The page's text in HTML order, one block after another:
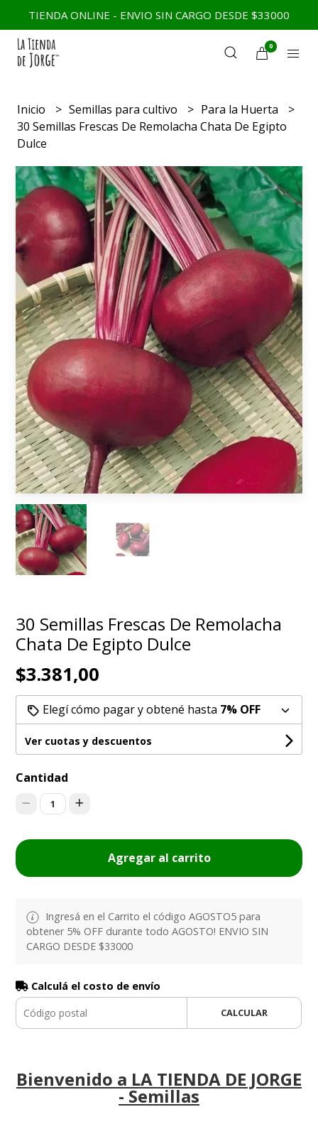
TIENDA ONLINE - ENVIO SIN CARGO DESDE $33000
0
Inicio Semillas para cultivo
Para la Huerta
30 Semillas Frescas De Remolacha Chata De Egipto
Dulce
30 Semillas Frescas De Remolacha
Chata De Egipto Dulce
$3.381,00
Elegí cómo pagar y obtené hasta 7% OFF
Ver cuotas y descuentos
Cantidad
1
Agregar al carrito
Ingresá en el Carrito el código AGOSTO5 para
obtener 5% OFF durante todo AGOSTO! ENVIO SIN
CARGO DESDE $33000
Calculá el costo de envío
CALCULAR
Bienvenido a LA TIENDA DE JORGE
- Semillas